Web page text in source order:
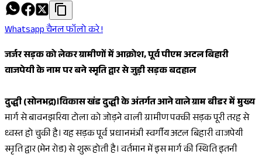
Whatsapp चैनल फॉलो करे !
जर्जर सड़क को लेकर ग्रामीणों में आक्रोश, पूर्व पीएम अटल बिहारी
वाजपेयी के नाम पर बने स्मृति द्वार से जुड़ी सड़क बदहाल
दुद्धी (सोनभद्र)।विकास खंड दुद्धी के अंतर्गत आने वाले ग्राम बीडर में मुख्य
मार्ग से बावनझरिया टोला को जोड़ने वाली ग्रामीण पक्की सड़क पूरी तरह से
ध्वस्त हो चुकी है। यह सड़क पूर्व प्रधानमंत्री स्वर्गीय अटल बिहारी वाजपेयी
स्मृति द्वार (मेन रोड) से शुरू होती है। वर्तमान में इस मार्ग की स्थिति इतनी